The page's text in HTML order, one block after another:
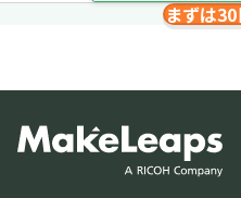
まずは